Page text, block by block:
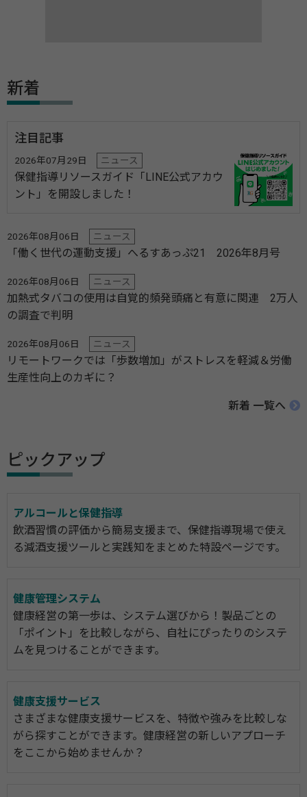
新着
注目記事
2026年07月29日 ニュース
保健指導リソースガイド「LINE公式アカウ
ント」を開設しました！
2026年08月06日 ニュース
「働く世代の運動支援」へるすあっぷ21 2026年8月号
2026年08月06日 ニュース
加熱式タバコの使用は自覚的頻発頭痛と有意に関連 2万人
の調査で判明
2026年08月06日 ニュース
リモートワークでは「歩数増加」がストレスを軽減＆労働
生産性向上のカギに？
新着 一覧へ
ピックアップ
アルコールと保健指導
飲酒習慣の評価から簡易支援まで、保健指導現場で使え
る減酒支援ツールと実践知をまとめた特設ページです。
健康管理システム
健康経営の第一歩は、システム選びから！製品ごとの
「ポイント」を比較しながら、自社にぴったりのシステ
ムを見つけることができます。
健康支援サービス
さまざまな健康支援サービスを、特徴や強みを比較しな
がら探すことができます。健康経営の新しいアプローチ
をここから始めませんか？